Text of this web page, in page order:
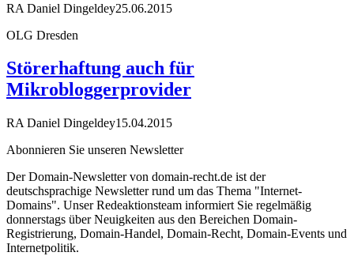
RA Daniel Dingeldey25.06.2015
OLG Dresden
Störerhaftung auch für
Mikrobloggerprovider
RA Daniel Dingeldey15.04.2015
Abonnieren Sie unseren Newsletter
Der Domain-Newsletter von domain-recht.de ist der
deutschsprachige Newsletter rund um das Thema "Internet-
Domains". Unser Redeaktionsteam informiert Sie regelmäßig
donnerstags über Neuigkeiten aus den Bereichen Domain-
Registrierung, Domain-Handel, Domain-Recht, Domain-Events und
Internetpolitik.